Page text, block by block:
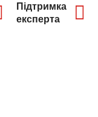
Підтримка
експерта